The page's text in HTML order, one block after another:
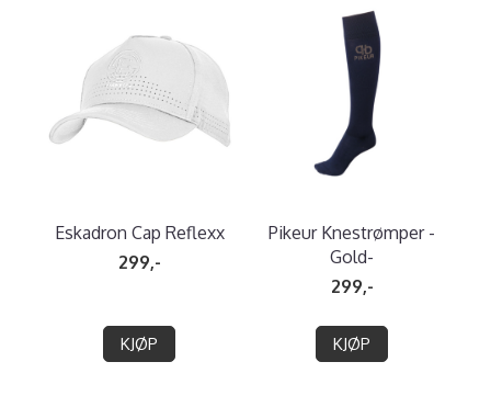
Eskadron Cap Reflexx
299,-
KJØP
Pikeur Knestrømper -
Gold-
299,-
KJØP